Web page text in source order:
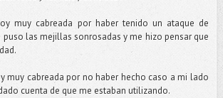
muy cabreada por haber tenido un ataque de
puso las mejillas sonrosadas y me hizo pensar que
muy cabreada por no haber hecho caso a mi lado
cuenta de que me estaban utilizando.